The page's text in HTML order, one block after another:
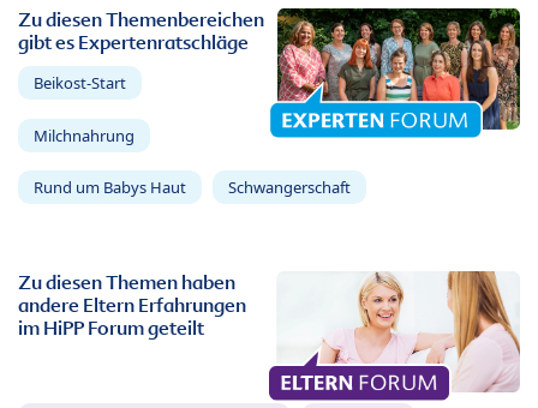
Zu diesen Themenbereichen
gibt es Expertenratschläge
Beikost-Start
Milchnahrung
Rund um Babys Haut Schwangerschaft
Zu diesen Themen haben
andere Eltern Erfahrungen
im HiPP Forum geteilt